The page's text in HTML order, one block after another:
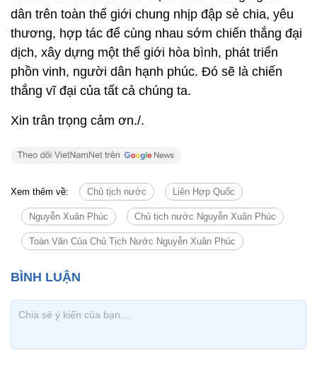
dân trên toàn thế giới chung nhịp đập sẻ chia, yêu
thương, hợp tác để cùng nhau sớm chiến thắng đại
dịch, xây dựng một thế giới hòa bình, phát triển
phồn vinh, người dân hạnh phúc. Đó sẽ là chiến
thắng vĩ đại của tất cả chúng ta.
Xin trân trọng cảm ơn./.
Xem thêm về: Chủ tịch nước Liên Hợp Quốc
Nguyễn Xuân Phúc Chủ tịch nước Nguyễn Xuân Phúc
Toàn Văn Của Chủ Tịch Nước Nguyễn Xuân Phúc